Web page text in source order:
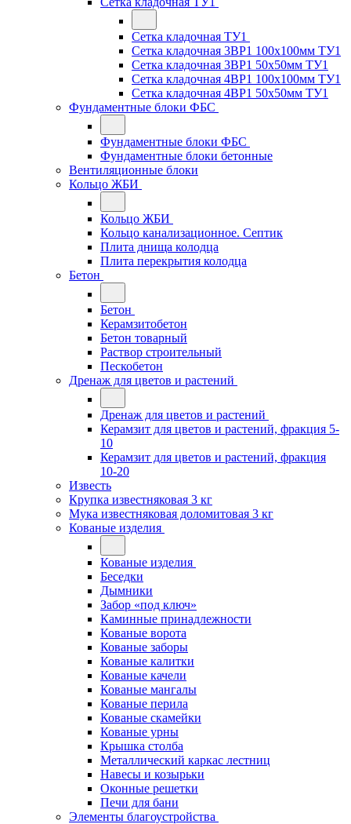
Сетка кладочная ТУ1
Сетка кладочная 3ВР1 100x100мм ТУ1
Сетка кладочная 3ВР1 50x50мм ТУ1
Сетка кладочная 4ВР1 100x100мм ТУ1
Сетка кладочная 4ВР1 50x50мм ТУ1
Фундаментные блоки ФБС
Фундаментные блоки ФБС
Фундаментные блоки бетонные
Вентиляционные блоки
Кольцо ЖБИ
Кольцо ЖБИ
Кольцо канализационное. Септик
Плита днища колодца
Плита перекрытия колодца
Бетон
Бетон
Керамзитобетон
Бетон товарный
Раствор строительный
Пескобетон
Дренаж для цветов и растений
Дренаж для цветов и растений
Керамзит для цветов и растений, фракция 5-
10
Керамзит для цветов и растений, фракция
10-20
Известь
Крупка известняковая 3 кг
Мука известняковая доломитовая 3 кг
Кованые изделия
Кованые изделия
Беседки
Дымники
Забор «под ключ»
Каминные принадлежности
Кованые ворота
Кованые заборы
Кованые калитки
Кованые качели
Кованые мангалы
Кованые перила
Кованые скамейки
Кованые урны
Крышка столба
Металлический каркас лестниц
Навесы и козырьки
Оконные решетки
Печи для бани
Элементы благоустройства